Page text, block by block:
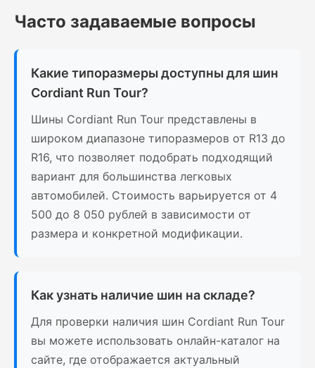
Часто задаваемые вопросы
Какие типоразмеры доступны для шин
Cordiant Run Tour?
Шины Cordiant Run Tour представлены в
широком диапазоне типоразмеров от R13 до
R16, что позволяет подобрать подходящий
вариант для большинства легковых
автомобилей. Стоимость варьируется от 4
500 до 8 050 рублей в зависимости от
размера и конкретной модификации.
Как узнать наличие шин на складе?
Для проверки наличия шин Cordiant Run Tour
вы можете использовать онлайн-каталог на
сайте, где отображается актуальный